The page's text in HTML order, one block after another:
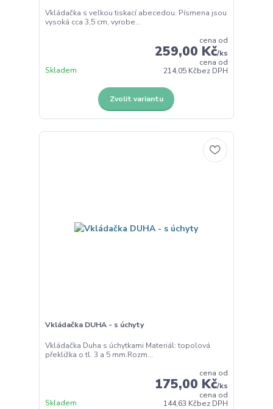
Vkládačka s velkou tiskací abecedou. Písmena jsou
vysoká cca 3,5 cm, vyrobe...
cena od
259,00 Kč/ks
cena od
214,05 Kčbez DPH
Skladem
Zvolit variantu
Vkládačka DUHA - s úchyty
Vkládačka Duha s úchytkami Materiál: topolová
překližka o tl. 3 a 5 mm.Rozm...
cena od
175,00 Kč/ks
cena od
144,63 Kčbez DPH
Skladem